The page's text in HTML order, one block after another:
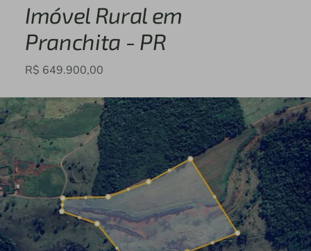
Imóvel Rural em
Pranchita - PR
R$ 649.900,00